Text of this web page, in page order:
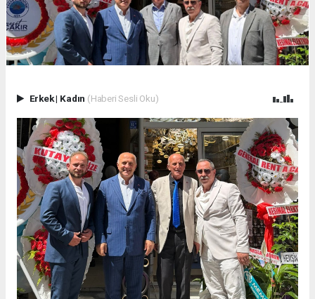
Erkek| Kadın (Haberi Sesli Oku)